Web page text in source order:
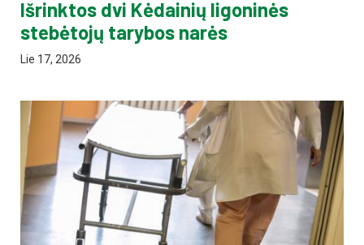
Išrinktos dvi Kėdainių ligoninės
stebėtojų tarybos narės
Lie 17, 2026